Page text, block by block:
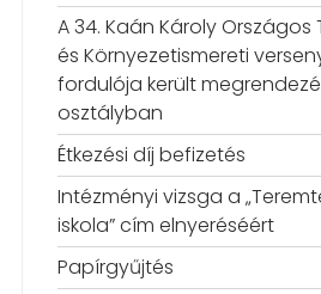
A 34. Kaán Károly Országos
és Környezetismereti
fordulója került
osztályban
Étkezési díj befizetés
Intézményi vizsga a
iskola” cím elnyeréséért
Papírgyűjtés